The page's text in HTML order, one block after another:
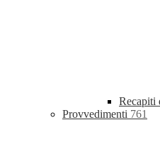
Recapiti
Provvedimenti 761